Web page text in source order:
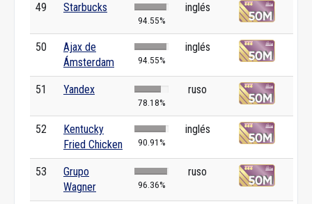
49 Starbucks
94.55%
inglés
50
Ajax de
Ámsterdam
94.55%
inglés
51 Yandex
78.18%
ruso
52
Kentucky
Fried Chicken
90.91%
inglés
53
Grupo
Wagner
96.36%
ruso